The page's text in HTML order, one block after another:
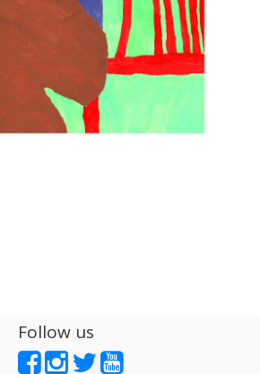
Follow us